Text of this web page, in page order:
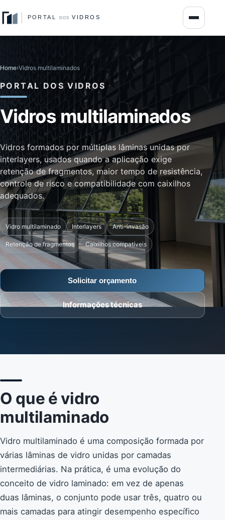
Home›Vidros multilaminados
PORTAL DOS VIDROS
Vidros multilaminados
Vidros formados por múltiplas lâminas unidas por
interlayers, usados quando a aplicação exige
retenção de fragmentos, maior tempo de resistência,
controle de risco e compatibilidade com caixilhos
adequados.
Vidro multilaminado Interlayers Anti-invasão
Retenção de fragmentos Caixilhos compatíveis
Solicitar orçamento
Informações técnicas
O que é vidro
multilaminado
Vidro multilaminado é uma composição formada por
várias lâminas de vidro unidas por camadas
intermediárias. Na prática, é uma evolução do
conceito de vidro laminado: em vez de apenas
duas lâminas, o conjunto pode usar três, quatro ou
mais camadas para atingir desempenho específico